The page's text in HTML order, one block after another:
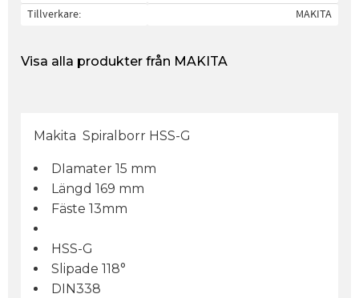
Tillverkare
MAKITA
Visa alla produkter från MAKITA
Makita Spiralborr HSS-G
DIamater 15 mm
Längd 169 mm
Fäste 13mm
HSS-G
Slipade 118°
DIN338